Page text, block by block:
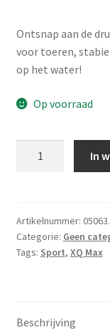
Ontsnap aan de
voor toeren,
op het water!
Op voorraad
-
Touring
-
In
Artikelnummer:
Categorie: Geen
Tags: Sport, XQ Max
Beschrijving